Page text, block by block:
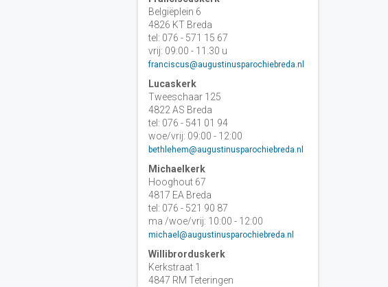
Belgiëplein 6
4826 KT Breda
tel: 076 - 571 15 67
vrij: 09:00 - 11.30 u
franciscus@augustinusparochiebreda.nl
Lucaskerk
Tweeschaar 125
4822 AS Breda
tel: 076 - 541 01 94
woe/vrij: 09:00 - 12:00
bethlehem@augustinusparochiebreda.nl
Michaelkerk
Hooghout 67
4817 EA Breda
tel: 076 - 521 90 87
ma /woe/vrij: 10:00 - 12:00
michael@augustinusparochiebreda.nl
Willibrorduskerk
Kerkstraat 1
4847 RM Teteringen